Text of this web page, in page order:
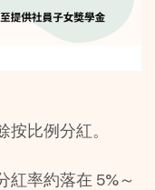
比例分紅。
紅率約落在 5%～